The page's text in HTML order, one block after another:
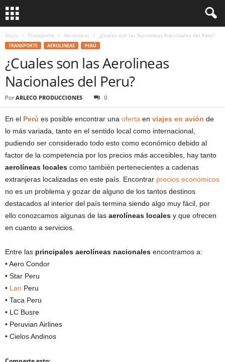
Inicio Transporte Aerolineas ¿Cuales son las Aerolineas Nacionales del Peru?
TRANSPORTE AEROLINEAS PERÚ
¿Cuales son las Aerolineas
Nacionales del Peru?
Por ARLECO PRODUCCIONES 0
En el Perú es posible encontrar una oferta en viajes en avión de
lo más variada, tanto en el sentido local como internacional,
pudiendo ser considerado todo esto como económico debido al
factor de la competencia por los precios más accesibles, hay tanto
aerolíneas locales como también pertenecientes a cadenas
extranjeras localizadas en este país. Encontrar precios económicos
no es un problema y gozar de alguno de los tantos destinos
destacados al interior del país termina siendo algo muy fácil, por
ello conozcamos algunas de las aerolíneas locales y que ofrecen
en cuanto a servicios.
Entre las principales aerolíneas nacionales encontramos a:
• Aero Condor
• Star Peru
• Lan Peru
• Taca Peru
• LC Busre
• Peruvian Airlines
• Cielos Andinos